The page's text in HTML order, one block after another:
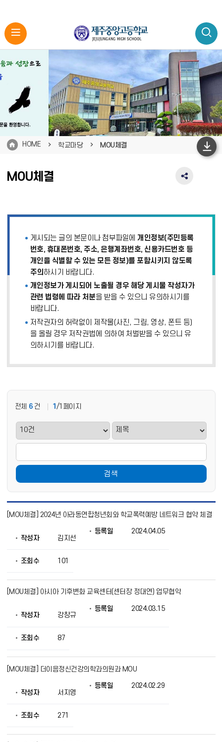
HOME 학교마당 MOU체결
MOU체결
SNS
역
치
기
게시되는 글의 본문이나 첨부파일에 개인정보(주민등록
번호, 휴대폰번호, 주소, 은행계좌번호, 신용카드번호 등
개인을 식별할 수 있는 모든 정보)를 포함시키지 않도록
주의 하시기 바랍니다.
개인정보가 게시되어 노출될 경우 해당 게시물 작성자가
관련 법령에 따라 처분을 받을 수 있으니 유의하시기를
바랍니다.
저작권자의 허락없이 제작물(사진, 그림, 영상, 폰트 등)
을 올릴 경우 저작권법에 의하여 처벌받을 수 있으니 유
의하시기를 바랍니다.
전체 6 건 1 /1페이지
검색
O
로
번
호,
록
일,
[MOU체결] 2024년 아라동연합청년회와 학교폭력예방 네트워크 협약 체결
작성자 김지선
등록일 2024.04.05
조회수 101
[MOU체결] 아시아 기후변화 교육센터(센터장 정대연) 업무협약
작성자 강창규
등록일 2024.03.15
조회수 87
[MOU체결] 더이음정신건강의학과의원과 MOU
작성자 서지영
등록일 2024.02.29
조회수 271
하